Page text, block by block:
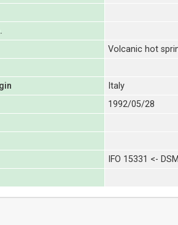
Volcanic hot
Italy
1992/05/28
IFO 15331 <-